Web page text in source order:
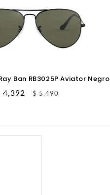
Ban RB3025P Aviator Negro
4,392
Precio
$ 5,490